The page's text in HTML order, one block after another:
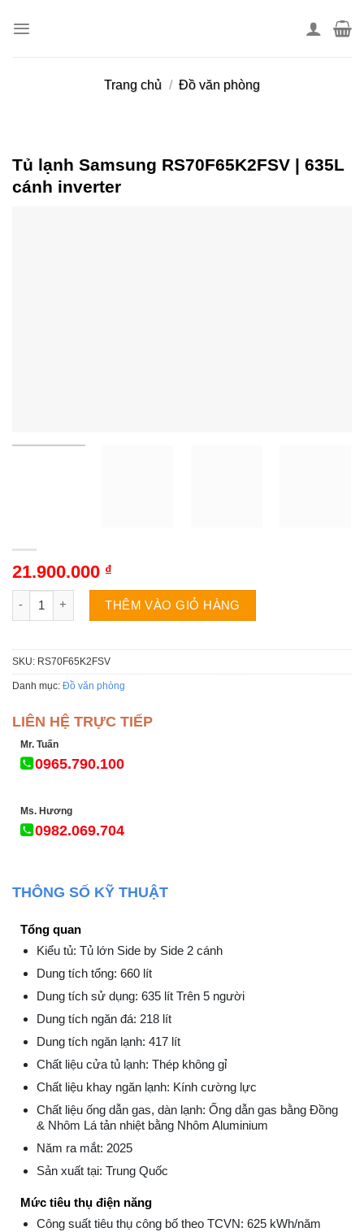
Trang chủ / Đồ văn phòng
Tủ lạnh Samsung RS70F65K2FSV | 635L
cánh inverter
21.900.000 ₫
Tủ lạnh Samsung RS70F65K2FSV | 635L cánh inverter số lượng
THÊM VÀO GIỎ HÀNG
SKU: RS70F65K2FSV
Danh mục: Đồ văn phòng
LIÊN HỆ TRỰC TIẾP
Mr. Tuấn
0965.790.100
Ms. Hương
0982.069.704
THÔNG SỐ KỸ THUẬT
Tổng quan
Kiểu tủ: Tủ lớn Side by Side 2 cánh
Dung tích tổng: 660 lít
Dung tích sử dụng: 635 lít Trên 5 người
Dung tích ngăn đá: 218 lít
Dung tích ngăn lạnh: 417 lít
Chất liệu cửa tủ lạnh: Thép không gỉ
Chất liệu khay ngăn lạnh: Kính cường lực
Chất liệu ống dẫn gas, dàn lạnh: Ống dẫn gas bằng Đồng
& Nhôm Lá tản nhiệt bằng Nhôm Aluminium
Năm ra mắt: 2025
Sản xuất tại: Trung Quốc
Mức tiêu thụ điện năng
Công suất tiêu thụ công bố theo TCVN: 625 kWh/năm